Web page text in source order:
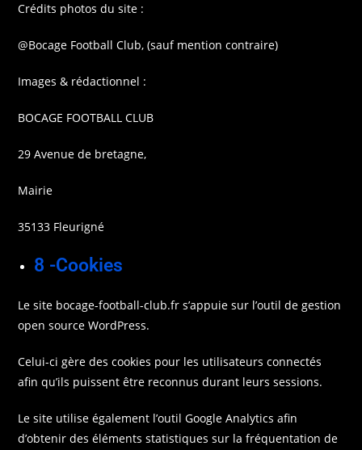
Crédits photos du site :
@Bocage Football Club, (sauf mention contraire)
Images & rédactionnel :
BOCAGE FOOTBALL CLUB
29 Avenue de bretagne,
Mairie
35133 Fleurigné
8 -Cookies
Le site bocage-football-club.fr s’appuie sur l’outil de gestion
open source WordPress.
Celui-ci gère des cookies pour les utilisateurs connectés
afin qu’ils puissent être reconnus durant leurs sessions.
Le site utilise également l’outil Google Analytics afin
d’obtenir des éléments statistiques sur la fréquentation de